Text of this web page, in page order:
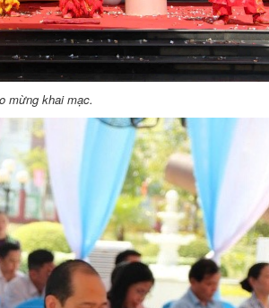
mừng khai mạc.